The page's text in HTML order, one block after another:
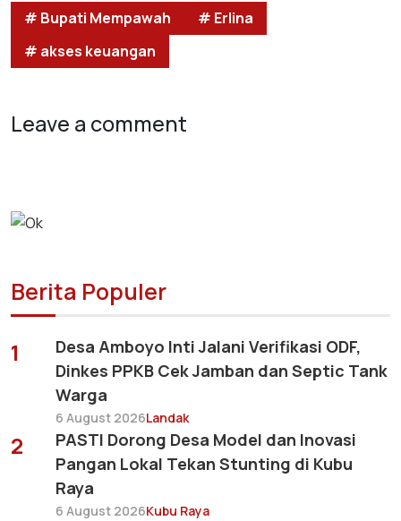
# Bupati Mempawah
# Erlina
# akses keuangan
Leave a comment
Berita Populer
1
Desa Amboyo Inti Jalani Verifikasi ODF,
Dinkes PPKB Cek Jamban dan Septic Tank
Warga
6 August 2026Landak
2
PASTI Dorong Desa Model dan Inovasi
Pangan Lokal Tekan Stunting di Kubu
Raya
6 August 2026Kubu Raya